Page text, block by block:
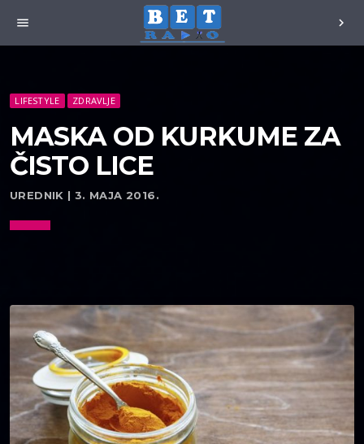
menu chevron_right
LIFESTYLE ZDRAVLJE
MASKA OD KURKUME ZA
ČISTO LICE
UREDNIK | 3. MAJA 2016.